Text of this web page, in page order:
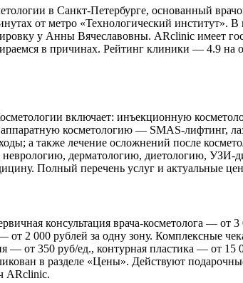
в Санкт-Петербурге, основанный
от метро «Технологический
у Анны Вячеславовны. ARclinic имеет
в причинах. Рейтинг клиники — 4.9
включает: инъекционную
косметологию — SMAS-лифтинг,
а также лечение осложнений после
дерматологию, диетологию, УЗИ-
Полный перечень услуг и актуальные
консультация врача-косметолога — от
2 000 рублей за одну зону. Комплексные
350 руб/ед., контурная пластика — от 15
в разделе «Цены». Действуют
ARclinic.